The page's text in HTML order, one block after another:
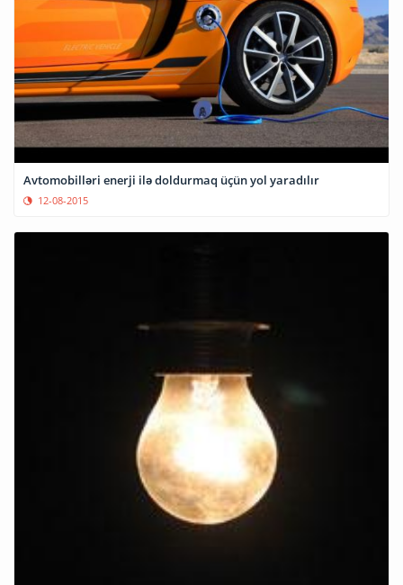
Avtomobilləri enerji ilə doldurmaq üçün yol yaradılır
12-08-2015